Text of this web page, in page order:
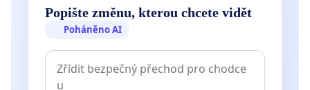
Popište změnu, kterou chcete vidět
Poháněno AI